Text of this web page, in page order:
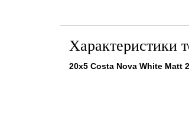
Характеристики
20x5 Costa Nova White Matt